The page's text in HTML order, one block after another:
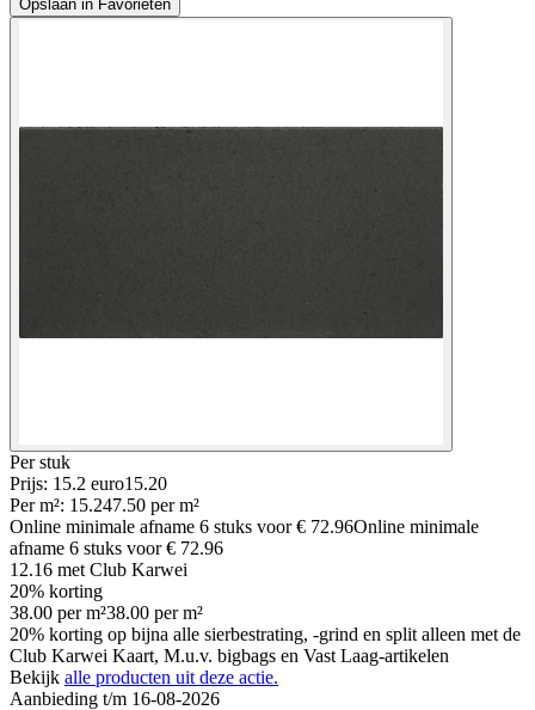
Opslaan in Favorieten
Per stuk
Prijs: 15.2 euro15.20
Per m²: 15.247.50 per m²
Online minimale afname 6 stuks voor€ 72.96Online minimale
afname 6 stuks voor€ 72.96
12.16 met Club Karwei
20% korting
38.00 per m²38.00 per m²
20% korting op bijna alle sierbestrating, -grind en split alleen met de
Club Karwei Kaart, M.u.v. bigbags en Vast Laag-artikelen
Bekijk alle producten uit deze actie.
Aanbieding t/m 16-08-2026